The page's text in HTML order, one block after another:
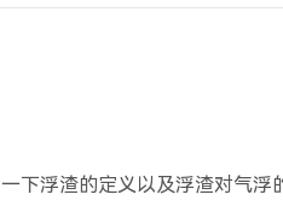
浮渣的定义以及浮渣对气浮